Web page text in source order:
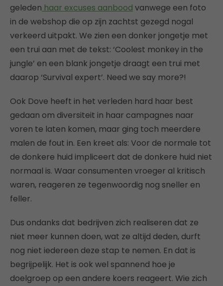
geleden haar excuses aanbood vanwege een foto
in de webshop die op zijn zachtst gezegd nogal
verkeerd uitpakt. We zien een donker jongetje met
een trui aan met de tekst: ‘Coolest monkey in the
jungle’ en een blank jongetje draagt een trui met
daarop ‘Survival expert’. Need we say more?!
Ook Dove heeft in het verleden hard haar best
gedaan om diversiteit in haar campagnes naar
voren te laten komen, maar ging toch meerdere
malen de fout in. Een kreet als: Voor de normale tot
de donkere huid impliceert dat de donkere huid niet
normaal is. Waar consumenten vroeger al kritisch
waren, reageren ze tegenwoordig nog sneller en
feller.
Dus ondanks dat bedrijven zich realiseren dat ze
niet meer kunnen doen, wat ze altijd deden, durft
nog niet iedereen deze stap te nemen. En dat is
begrijpelijk. Het is ook wel spannend hoe je
doelgroep op een andere koers reageert. Wie zich